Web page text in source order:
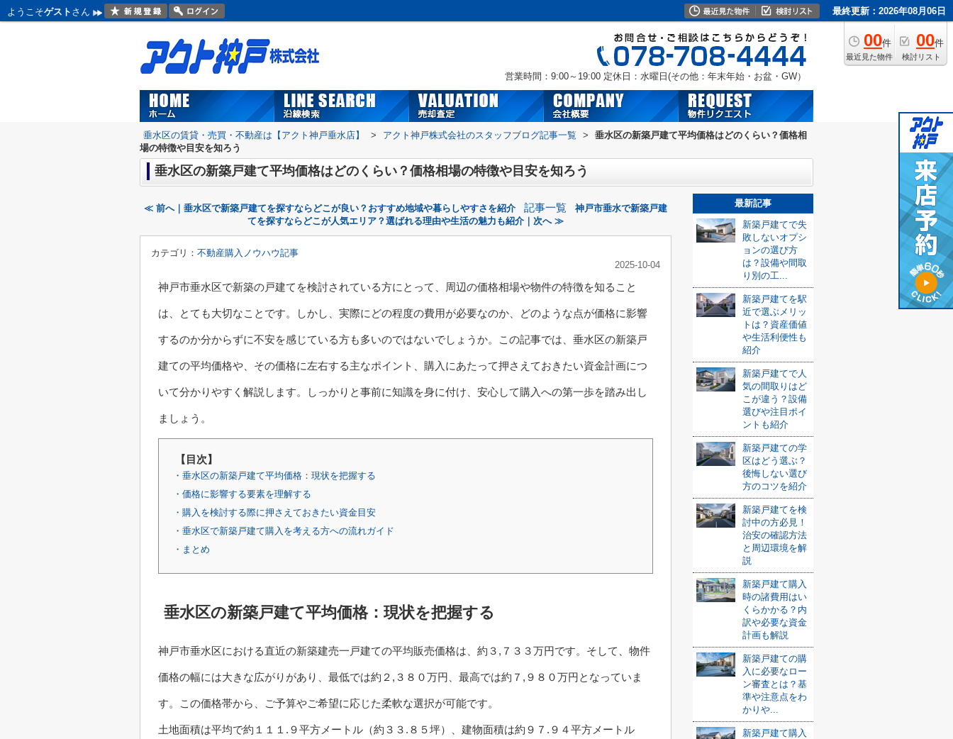
ようこそゲスト さん 最終更新：2026年08月06日
00件
最近見た物件
00件
検討リスト
営業時間：9:00～19:00 定休日：水曜日(その他：年末年始・お盆・GW）
垂水区の賃貸・売買・不動産は【アクト神戸垂水店】 > アクト神戸株式会社のスタッフブログ記事一覧 >
垂水区の新築戸建て平均価格はどのくらい？価格相
場の特徴や目安を知ろう
垂水区の新築戸建て平均価格はどのくらい？価格相場の特徴や目安を知ろう
≪ 前へ｜垂水区で新築戸建てを探すならどこが良い？おすすめ地域や暮らしやすさを紹介 記事一覧
神戸市垂水で新築戸建
てを探すならどこが人気エリア？選ばれる理由や生活の魅力も紹介｜次へ ≫
カテゴリ： 不動産購入ノウハウ記事
2025-10-04
神戸市垂水区で新築の戸建てを検討されている方にとって、周辺の価格相場や物件の特徴を知ること
は、とても大切なことです。しかし、実際にどの程度の費用が必要なのか、どのような点が価格に影響
するのか分からずに不安を感じている方も多いのではないでしょうか。この記事では、垂水区の新築戸
建ての平均価格や、その価格に左右する主なポイント、購入にあたって押さえておきたい資金計画につ
いて分かりやすく解説します。しっかりと事前に知識を身に付け、安心して購入への第一歩を踏み出し
ましょう。
【目次】
・垂水区の新築戸建て平均価格：現状を把握する
・価格に影響する要素を理解する
・購入を検討する際に押さえておきたい資金目安
・垂水区で新築戸建て購入を考える方への流れガイド
・まとめ
垂水区の新築戸建て平均価格：現状を把握する
神戸市垂水区における直近の新築建売一戸建ての平均販売価格は、約３,７３３万円です。そして、物件
価格の幅には大きな広がりがあり、最低では約２,３８０万円、最高では約７,９８０万円となっていま
す。この価格帯から、ご予算やご希望に応じた柔軟な選択が可能です。
土地面積は平均で約１１１.９平方メートル（約３３.８５坪）、建物面積は約９７.９４平方メートル
最新記事
新築戸建てで失
敗しないオプシ
ョンの選び方
は？設備や間取
り別の工...
新築戸建てを駅
近で選ぶメリッ
トは？資産価値
や生活利便性も
紹介
新築戸建てで人
気の間取りはど
こが違う？設備
選びや注目ポイ
ントも紹介
新築戸建ての学
区はどう選ぶ？
後悔しない選び
方のコツを紹介
新築戸建てを検
討中の方必見！
治安の確認方法
と周辺環境を解
説
新築戸建て購入
時の諸費用はい
くらかかる？内
訳や必要な資金
計画も解説
新築戸建ての購
入に必要なロー
ン審査とは？基
準や注意点をわ
かりや...
新築戸建て購入